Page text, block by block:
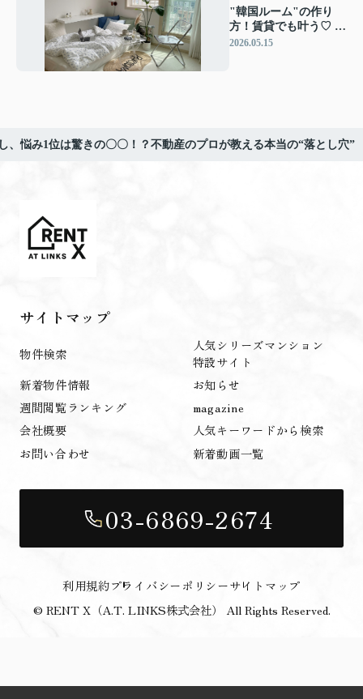
"韓国ルーム"の作り
方！賃貸でも叶う♡ た
った一つの工夫で憧れ
2026.05.15
、悩み1位は驚きの〇〇！？不動産のプロが教える本当の“落とし穴”
サイトマップ
物件検索
人気シリーズマンション
特設サイト
新着物件情報
お知らせ
週間閲覧ランキング
magazine
会社概要
人気キーワードから検索
お問い合わせ
新着動画一覧
03-6869-2674
利用規約プライバシーポリシーサイトマップ
© RENT X（A.T. LINKS株式会社） All Rights Reserved.